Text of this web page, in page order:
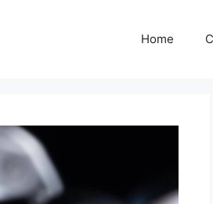
Home